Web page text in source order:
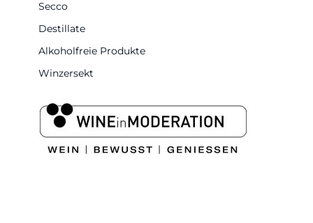
Secco
Destillate
Alkoholfreie Produkte
Winzersekt